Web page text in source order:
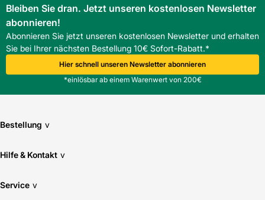
Bleiben Sie dran. Jetzt unseren kostenlosen Newsletter
abonnieren!
Abonnieren Sie jetzt unseren kostenlosen Newsletter und erhalten
Sie bei Ihrer nächsten Bestellung 10€ Sofort-Rabatt.*
Hier schnell unseren Newsletter abonnieren
*einlösbar ab einem Warenwert von 200€
Bestellung v
Hilfe & Kontakt v
Service v